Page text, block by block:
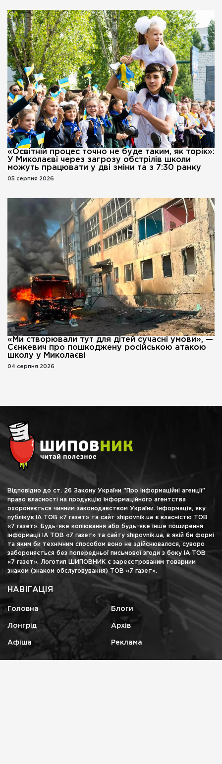
«Освітній процес точно не буде таким, як торік»:
У Миколаєві через загрозу обстрілів школи
можуть працювати у дві зміни та з 7:30 ранку
05 серпня 2026
«Ми створювали тут для дітей сучасні умови», —
Сєнкевич про пошкоджену російською атакою
школу у Миколаєві
04 серпня 2026
Відповідно до ст. 26 Закону України "Про інформаційні агенції"
право власності на продукцію інформаційного агентства
охороняється чинним законодавством України. Інформація, яку
публікує ІА ТОВ «7 газет» та сайт shipovnik.ua є власністю ТОВ
«7 газет». Будь-яке копіювання або будь-яке інше поширення
інформації ІА ТОВ «7 газет» та сайту shipovnik.ua, в якій би формі
та яким би технічним способом воно не здійснювалося, суворо
забороняється без попередньої письмової згоди з боку ІА ТОВ
«7 газет». Логотип ШИПОВНИК є зареєстрованим товарним
знаком (знаком обслуговування) ТОВ «7 газет».
НАВІГАЦІЯ
Головна Блоги
Лонгрід Архів
Афіша Реклама